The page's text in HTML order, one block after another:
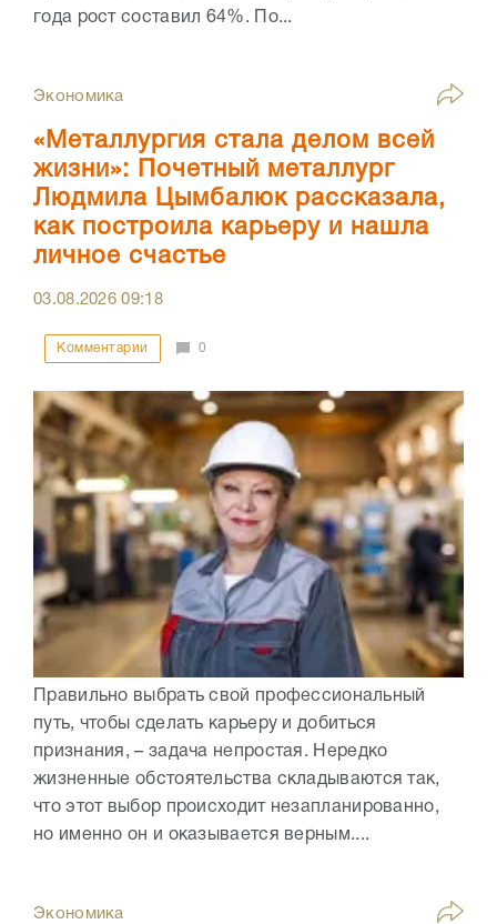
года рост составил 64%. По...
Экономика
«Металлургия стала делом всей
жизни»: Почетный металлург
Людмила Цымбалюк рассказала,
как построила карьеру и нашла
личное счастье
03.08.202609:18
Комментарии 0
Правильно выбрать свой профессиональный
путь, чтобы сделать карьеру и добиться
признания, – задача непростая. Нередко
жизненные обстоятельства складываются так,
что этот выбор происходит незапланированно,
но именно он и оказывается верным....
Экономика